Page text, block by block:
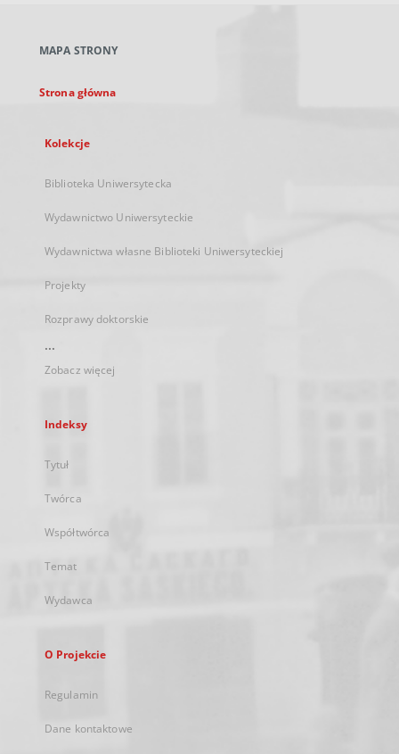
karcie
MAPA STRONY
Strona główna
Kolekcje
Biblioteka Uniwersytecka
Wydawnictwo Uniwersyteckie
Wydawnictwa własne Biblioteki Uniwersyteckiej
Projekty
Rozprawy doktorskie
...
Zobacz więcej
Indeksy
Tytuł
Twórca
Współtwórca
Temat
Wydawca
O Projekcie
Regulamin
Dane kontaktowe